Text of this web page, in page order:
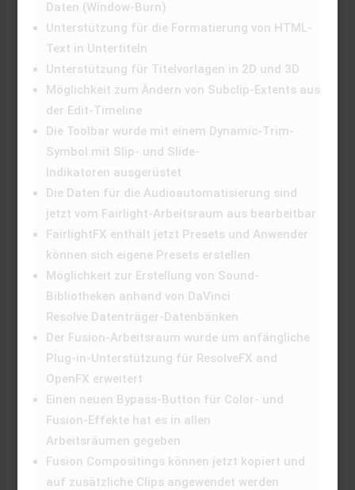
Daten (Window-Burn)
Unterstützung für die Formatierung von HTML-
Text in Untertiteln
Unterstützung für Titelvorlagen in 2D und 3D
Möglichkeit zum Ändern von Subclip-Extents aus
der Edit-Timeline
Die Toolbar wurde mit einem Dynamic-Trim-
Symbol mit Slip- und Slide-
Indikatoren ausgerüstet
Die Daten für die Audioautomatisierung sind
jetzt vom Fairlight-Arbeitsraum aus bearbeitbar
FairlightFX enthält jetzt Presets und Anwender
können sich eigene Presets erstellen
Möglichkeit zur Erstellung von Sound-
Bibliotheken anhand von DaVinci
Resolve Datenträger-Datenbänken
Der Fusion-Arbeitsraum wurde um anfängliche
Plug-in-Unterstützung für ResolveFX and
OpenFX erweitert
Einen neuen Bypass-Button für Color- und
Fusion-Effekte hat es in allen
Arbeitsräumen gegeben
Fusion Compositings können jetzt kopiert und
auf zusätzliche Clips angewendet werden